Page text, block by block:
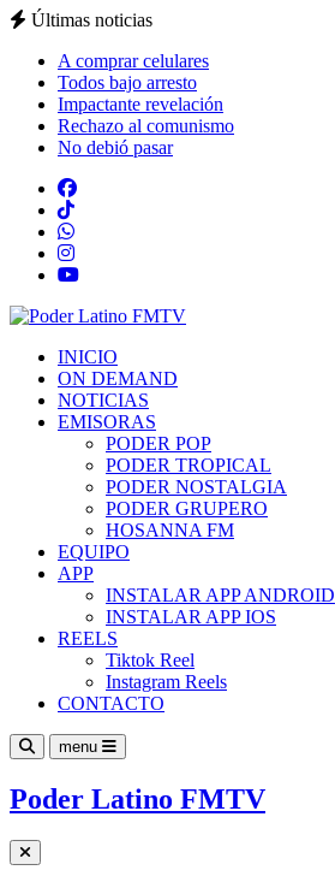
Últimas noticias
A comprar celulares
Todos bajo arresto
Impactante revelación
Rechazo al comunismo
No debió pasar
INICIO
ON DEMAND
NOTICIAS
EMISORAS
PODER POP
PODER TROPICAL
PODER NOSTALGIA
PODER GRUPERO
HOSANNA FM
EQUIPO
APP
INSTALAR APP ANDROID
INSTALAR APP IOS
REELS
Tiktok Reel
Instagram Reels
CONTACTO
menu
Poder Latino FMTV